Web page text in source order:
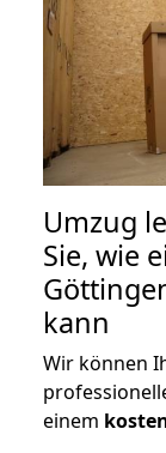
Umzug
Sie, wie
kann
Wir können
einem